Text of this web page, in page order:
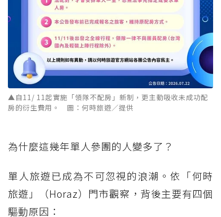
▲自11/ 11起實施「領隊不配房」新制，更主動吸收未成功配
房的衍生費用。 圖：何時旅遊／提供
為什麼這幾年單人參團的人變多了？
單人旅遊已成為不可忽視的浪潮。依「何時
旅遊」（Horaz）門市觀察，背後主要有四個
驅動原因：